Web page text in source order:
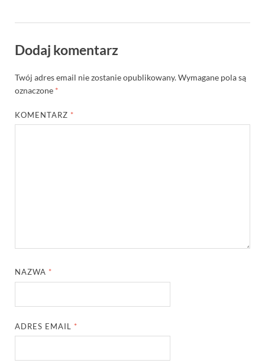
Dodaj komentarz
Twój adres email nie zostanie opublikowany.Wymagane pola są
oznaczone *
KOMENTARZ *
NAZWA *
ADRES EMAIL *